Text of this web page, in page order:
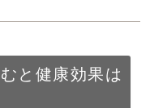
は絶大！
や飲むタイミング
れてみよう！
と健康効果は